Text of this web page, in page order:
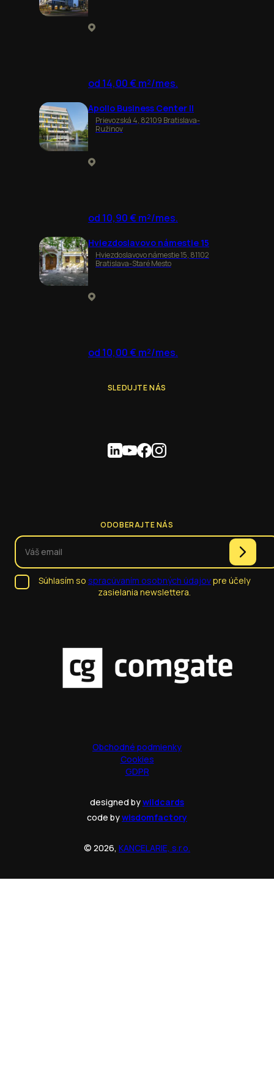
od 14,00 € m²/mes.
Apollo Business Center II
Prievozská 4, 82109 Bratislava-
Ružinov
od 10,90 € m²/mes.
Hviezdoslavovo námestie 15
Hviezdoslavovo námestie 15, 81102
Bratislava-Staré Mesto
od 10,00 € m²/mes.
SLEDUJTE NÁS
ODOBERAJTE NÁS
Súhlasím so spracúvaním osobných údajovpre účely
zasielania newslettera.
Obchodné podmienky
Cookies
GDPR
designed bywildcards
code bywisdomfactory
© 2026, KANCELARIE, s.r.o.